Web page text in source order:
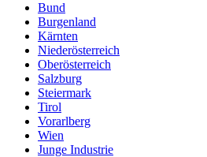
Bund
Burgenland
Kärnten
Niederösterreich
Oberösterreich
Salzburg
Steiermark
Tirol
Vorarlberg
Wien
Junge Industrie